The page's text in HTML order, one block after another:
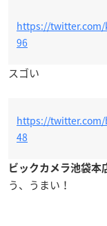
https://twitter.com/
96
スゴい
https://twitter.com/
48
ビックカメラ池袋本
う、うまい！